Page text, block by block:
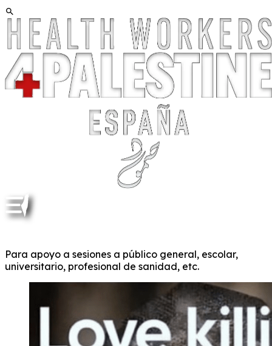
Para apoyo a sesiones a público general, escolar,
universitario, profesional de sanidad, etc.